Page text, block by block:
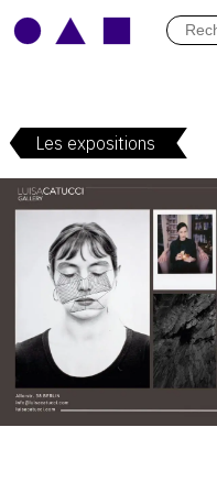
Les expositions